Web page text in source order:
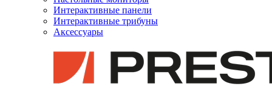
Интерактивные панели
Интерактивные трибуны
Аксессуары